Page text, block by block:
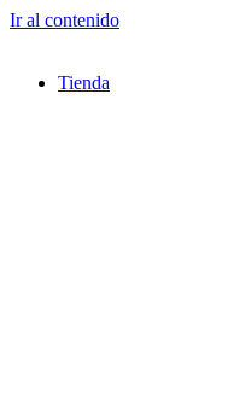
Ir al contenido
Tienda